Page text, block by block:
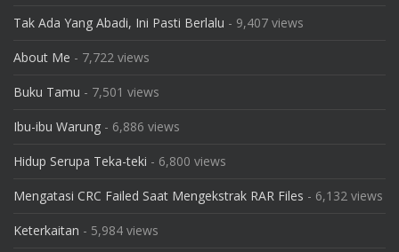
Tak Ada Yang Abadi, Ini Pasti Berlalu - 9,407 views
About Me - 7,722 views
Buku Tamu - 7,501 views
Ibu-ibu Warung - 6,886 views
Hidup Serupa Teka-teki - 6,800 views
Mengatasi CRC Failed Saat Mengekstrak RAR Files - 6,132 views
Keterkaitan - 5,984 views